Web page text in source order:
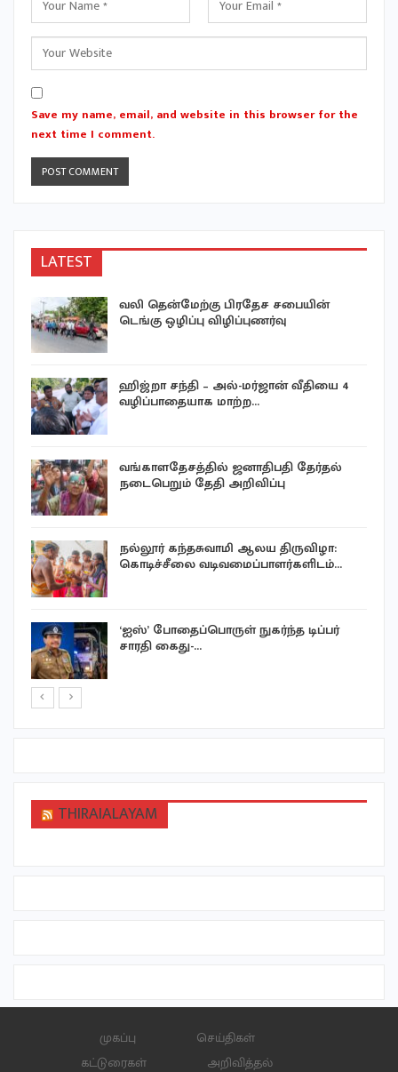
Save my name, email, and website in this browser for the
next time I comment.
LATEST
வலி தென்மேற்கு பிரதேச சபையின்
டெங்கு ஒழிப்பு விழிப்புணர்வு
ஹிஜ்றா சந்தி – அல்-மர்ஜான் வீதியை 4
வழிப்பாதையாக மாற்ற…
வங்காளதேசத்தில் ஜனாதிபதி தேர்தல்
நடைபெறும் தேதி அறிவிப்பு
நல்லூர் கந்தசுவாமி ஆலய திருவிழா:
கொடிச்சீலை வடிவமைப்பாளர்களிடம்…
‘ஐஸ்’ போதைப்பொருள் நுகர்ந்த டிப்பர்
சாரதி கைது-…
THIRAIALAYAM
முகப்பு
செய்திகள்
கட்டுரைகள்
அறிவித்தல்